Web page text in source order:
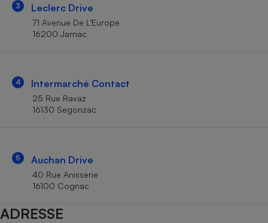
3 Leclerc Drive
71 Avenue De L’Europe
16200 Jarnac
4 Intermarché Contact
25 Rue Ravaz
16130 Segonzac
5 Auchan Drive
40 Rue Anisserie
16100 Cognac
ADRESSE